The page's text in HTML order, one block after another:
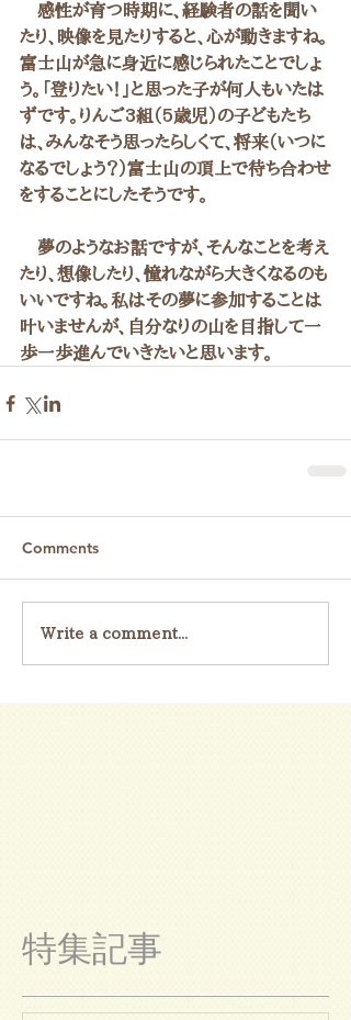
感性が育つ時期に、経験者の話を聞い
たり、映像を見たりすると、心が動きますね。
富士山が急に身近に感じられたことでしょ
う。「登りたい！」と思った子が何人もいたは
ずです。りんご3組（5歳児）の子どもたち
は、みんなそう思ったらしくて、将来（いつに
なるでしょう？）富士山の頂上で待ち合わせ
をすることにしたそうです。
夢のようなお話ですが、そんなことを考え
たり、想像したり、憧れながら大きくなるのも
いいですね。私はその夢に参加することは
叶いませんが、自分なりの山を目指して一
歩一歩進んでいきたいと思います。
Comments
Write a comment...
特集記事